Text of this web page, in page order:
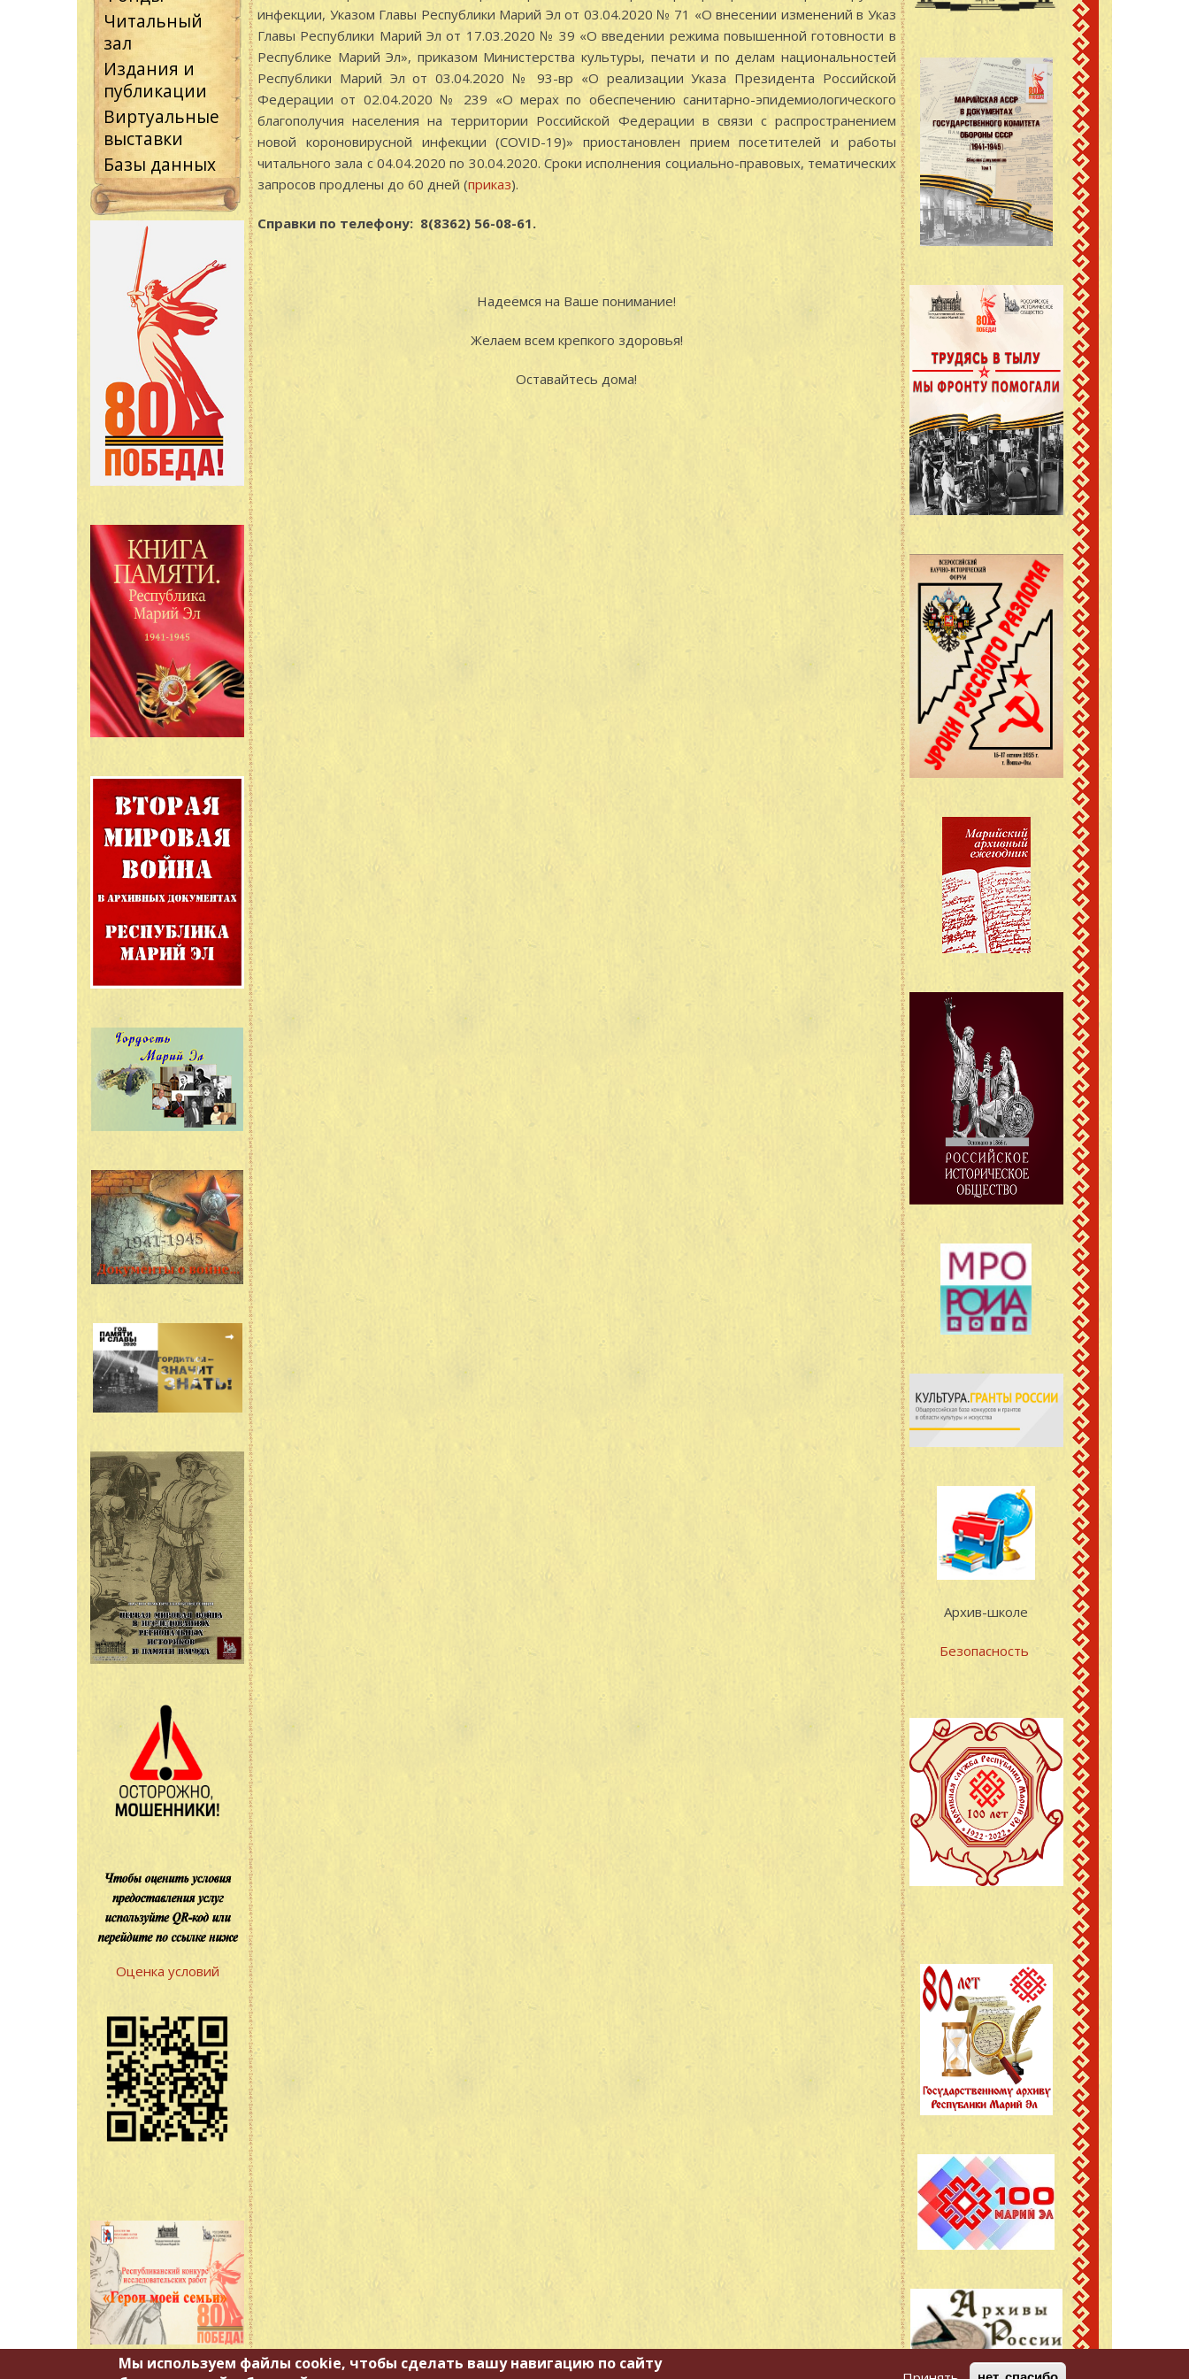
Читальный
зал
Издания и
публикации
Виртуальные
выставки
Базы данных
Оценка условий
инфекции, Указом Главы Республики Марий Эл от 03.04.2020 № 71 «О внесении изменений в Указ
Главы Республики Марий Эл от 17.03.2020 № 39 «О введении режима повышенной готовности в
Республике Марий Эл», приказом Министерства культуры, печати и по делам национальностей
Республики Марий Эл от 03.04.2020 № 93-вр «О реализации Указа Президента Российской
Федерации от 02.04.2020 № 239 «О мерах по обеспечению санитарно-эпидемиологического
благополучия населения на территории Российской Федерации в связи с распространением
новой короновирусной инфекции (COVID-19)» приостановлен прием посетителей и работы
читального зала с 04.04.2020 по 30.04.2020. Сроки исполнения социально-правовых, тематических
запросов продлены до 60 дней (приказ).
Справки по телефону: 8(8362) 56-08-61.
Надеемся на Ваше понимание!
Желаем всем крепкого здоровья!
Оставайтесь дома!
Архив-школе
Безопасность
Мы используем файлы cookie, чтобы сделать вашу навигацию по сайту